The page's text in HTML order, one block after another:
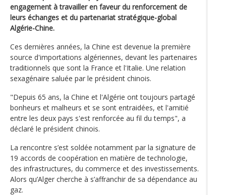
engagement à travailler en faveur du renforcement de
leurs échanges et du partenariat stratégique-global
Algérie-Chine.
Ces dernières années, la Chine est devenue la première
source d'importations algériennes, devant les partenaires
traditionnels que sont la France et l'Italie. Une relation
sexagénaire saluée par le président chinois.
"Depuis 65 ans, la Chine et l'Algérie ont toujours partagé
bonheurs et malheurs et se sont entraidées, et l'amitié
entre les deux pays s'est renforcée au fil du temps", a
déclaré le président chinois.
La rencontre s’est soldée notamment par la signature de
19 accords de coopération en matière de technologie,
des infrastructures, du commerce et des investissements.
Alors qu’Alger cherche à s’affranchir de sa dépendance au
gaz.